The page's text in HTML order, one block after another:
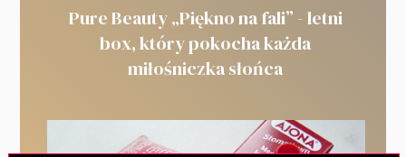
Pure Beauty „Piękno na fali” - letni
box, który pokocha każda
miłośniczka słońca